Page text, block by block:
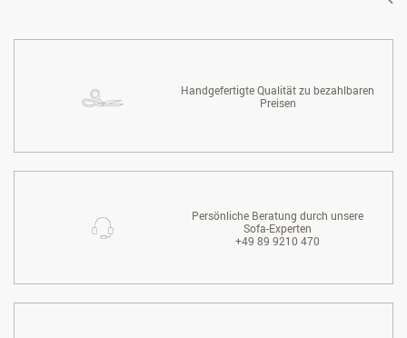
Handgefertigte Qualität zu bezahlbaren
Preisen
Persönliche Beratung durch unsere
Sofa-Experten
+49 89 9210 470